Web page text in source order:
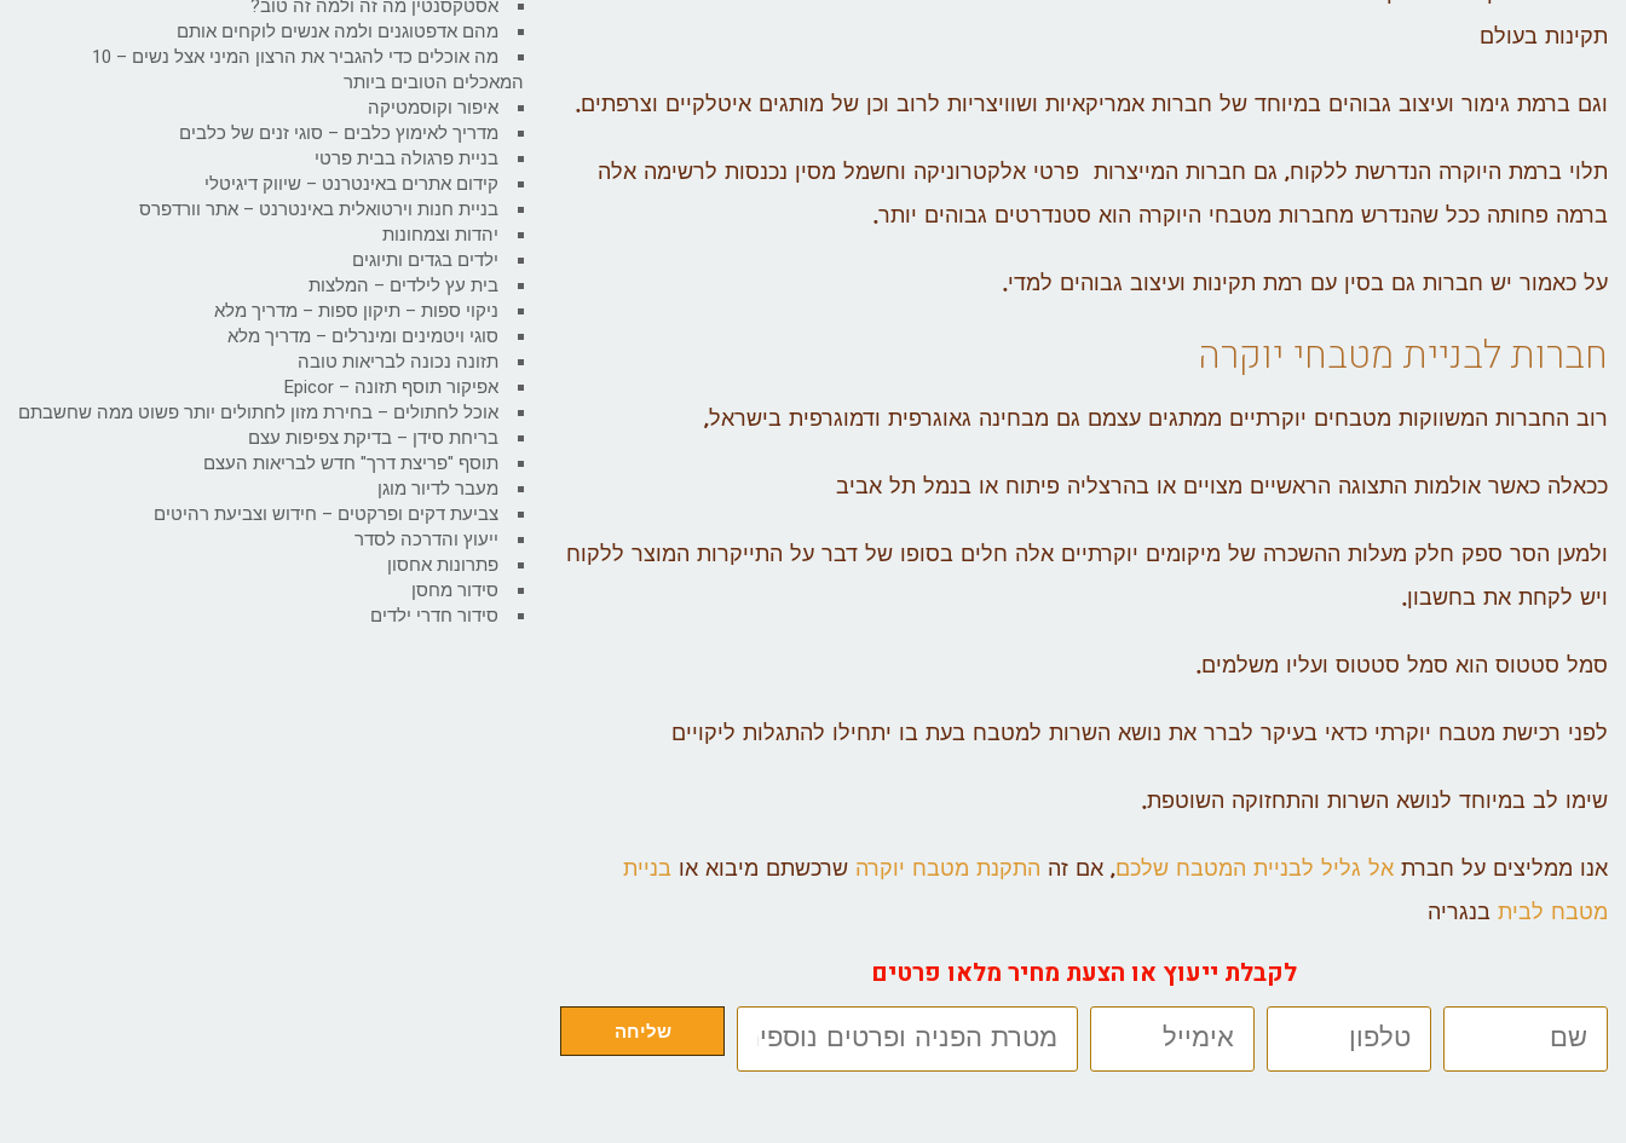
תקינות בעולם
וגם ברמת גימור ועיצוב גבוהים במיוחד של חברות אמריקאיות ושוויצריות לרוב וכן של מותגים איטלקיים וצרפתים.
תלוי ברמת היוקרה הנדרשת ללקוח, גם חברות המייצרות פרטי אלקטרוניקה וחשמל מסין נכנסות לרשימה אלה
ברמה פחותה ככל שהנדרש מחברות מטבחי היוקרה הוא סטנדרטים גבוהים יותר.
על כאמור יש חברות גם בסין עם רמת תקינות ועיצוב גבוהים למדי.
חברות לבניית מטבחי יוקרה
רוב החברות המשווקות מטבחים יוקרתיים ממתגים עצמם גם מבחינה גאוגרפית ודמוגרפית בישראל,
ככאלה כאשר אולמות התצוגה הראשיים מצויים או בהרצליה פיתוח או בנמל תל אביב
ולמען הסר ספק חלק מעלות ההשכרה של מיקומים יוקרתיים אלה חלים בסופו של דבר על התייקרות המוצר ללקוח
ויש לקחת את בחשבון.
סמל סטטוס הוא סמל סטטוס ועליו משלמים.
לפני רכישת מטבח יוקרתי כדאי בעיקר לברר את נושא השרות למטבח בעת בו יתחילו להתגלות ליקויים
שימו לב במיוחד לנושא השרות והתחזוקה השוטפת.
אנו ממליצים על חברת אל גליל לבניית המטבח שלכם, אם זה התקנת מטבח יוקרה שרכשתם מיבוא או בניית
מטבח לבית בנגריה
לקבלת ייעוץ או הצעת מחיר מלאו פרטים
שליחה
אסטקסנטין מה זה ולמה זה טוב?
מהם אדפטוגנים ולמה אנשים לוקחים אותם
מה אוכלים כדי להגביר את הרצון המיני אצל נשים – 10
המאכלים הטובים ביותר
איפור וקוסמטיקה
מדריך לאימוץ כלבים – סוגי זנים של כלבים
בניית פרגולה בבית פרטי
קידום אתרים באינטרנט – שיווק דיגיטלי
בניית חנות וירטואלית באינטרנט – אתר וורדפרס
יהדות וצמחונות
ילדים בגדים ותיוגים
בית עץ לילדים – המלצות
ניקוי ספות – תיקון ספות – מדריך מלא
סוגי ויטמינים ומינרלים – מדריך מלא
תזונה נכונה לבריאות טובה
אפיקור תוסף תזונה – Epicor
אוכל לחתולים – בחירת מזון לחתולים יותר פשוט ממה שחשבתם
בריחת סידן – בדיקת צפיפות עצם
תוסף "פריצת דרך" חדש לבריאות העצם
מעבר לדיור מוגן
צביעת דקים ופרקטים – חידוש וצביעת רהיטים
ייעוץ והדרכה לסדר
פתרונות אחסון
סידור מחסן
סידור חדרי ילדים